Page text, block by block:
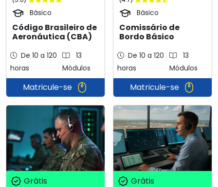
Básico
Código Brasileiro de
Aeronáutica (CBA)
De 10 a 120
horas
13
Módulos
Matricule-se
Básico
Comissário de
Bordo Básico
De 10 a 120
horas
13
Módulos
Matricule-se
Grátis Grátis